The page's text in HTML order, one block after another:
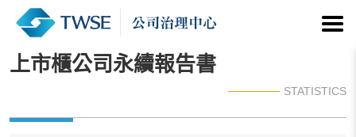
上市櫃公司永續報告書
STATISTICS